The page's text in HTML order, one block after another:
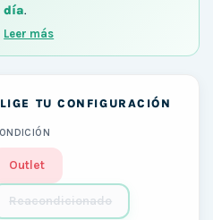
día.
Leer más
TU CONFIGURACIÓN
Outlet
Reacondicionado